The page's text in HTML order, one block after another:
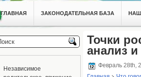
ГЛАВНАЯ ЗАКОНОДАТЕЛЬНАЯ БАЗА
Независимое
Точки
анализ
Февраль 28th,